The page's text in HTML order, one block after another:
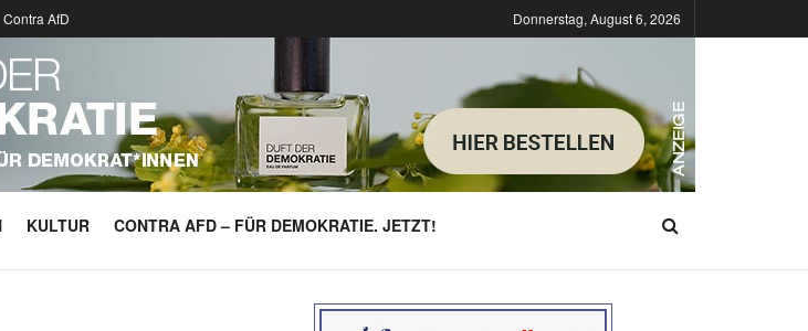
Contra AfD Donnerstag, August 6, 2026
KULTUR CONTRA AFD – FÜR DEMOKRATIE. JETZT!